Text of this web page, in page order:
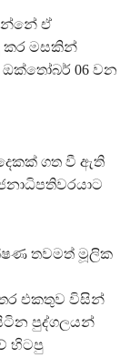
ඒ
කර මසකින්
ඔක්තෝබර් 06 වන
ගත වී ඇති
තවමත් මූලික
එකතුව විසින්
පුද්ගලයන්
හිටපු